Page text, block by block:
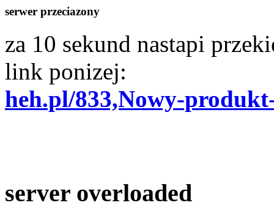
serwer przeciazony
za 10 sekund nastapi
link ponizej:
heh.pl/833,Nowy-
server overloaded